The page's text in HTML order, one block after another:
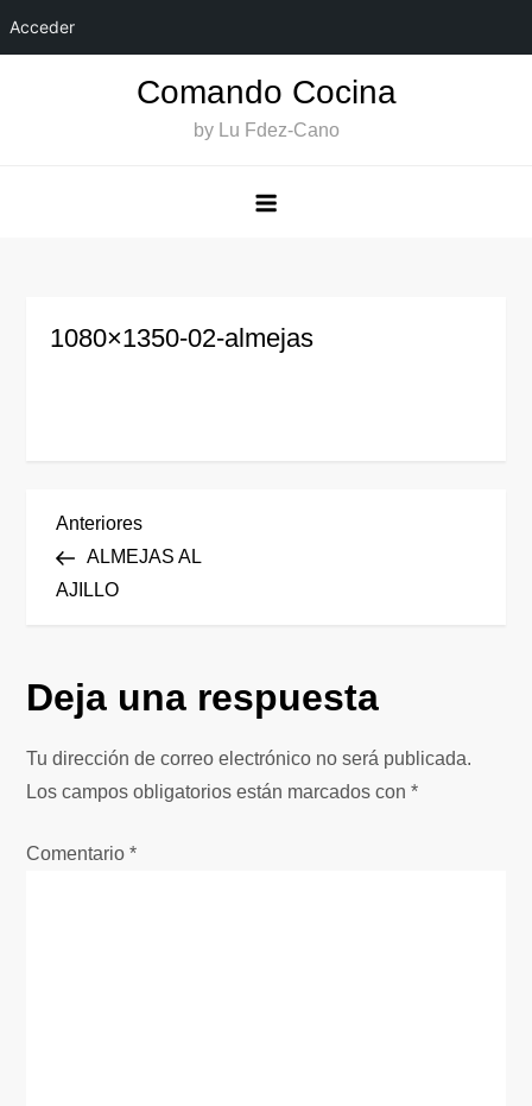
Acceder
Comando Cocina
by Lu Fdez-Cano
1080×1350-02-almejas
N
a
e
g
a
c
Entrada
anterior
Anteriores
ALMEJAS AL
AJILLO
Deja una respuesta
Tu dirección de correo electrónico no será publicada.
Los campos obligatorios están marcados con*
Comentario*